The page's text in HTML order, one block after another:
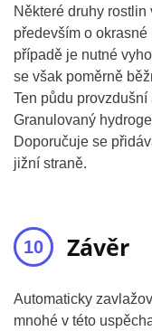
Některé druhy
především o
případě je nutné
se však poměrně
Ten půdu
Granulovaný
Doporučuje se
jižní straně.
Závěr
Automaticky
mnohé v této